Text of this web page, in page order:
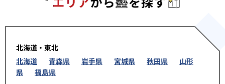
北海道・東北
北海道
青森県 岩手県 宮城県 秋田県
山形
県
福島県